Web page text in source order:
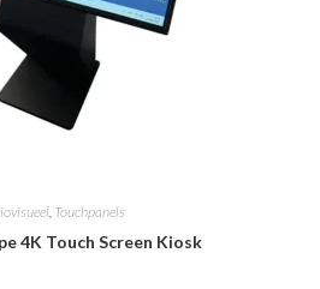
, Touchpanels
4K Touch Screen Kiosk